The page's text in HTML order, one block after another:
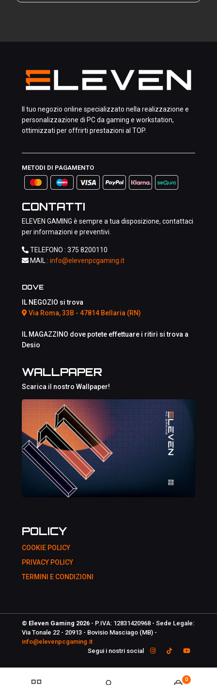
Il tuo negozio online specializzato nella realizzazione e
personalizzazione di PC da gaming e workstation,
ottimizzati per offrirti prestazioni al TOP.
METODI DI PAGAMENTO
CONTATTI
ELEVEN GAMING è sempre a tua disposizione, contattaci
per informazioni e preventivi.
TELEFONO : 375 8200110
MAIL : info@elevenpcgaming.it
DOVE
IL NEGOZIO si trova
Via Roma, 33B - 47814 Bellaria (RN)
IL MAGAZZINO dove potete effettuare i ritiri si trova a
Desio
WALLPAPER
Scarica il nostro Wallpaper!
POLICY
COOKIE POLICY
PRIVACY POLICY
TERMINI E CONDIZIONI
© Eleven Gaming 2026 - P.IVA: 12831420968 - Sede Legale:
Via Tonale 22 - 20913 - Bovisio Masciago (MB) -
info@elevenpcgaming.it
Segui i nostri social
0